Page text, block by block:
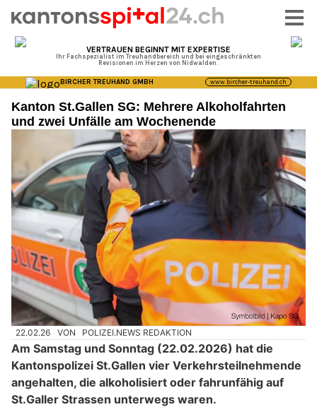
Kanton St.Gallen SG: Mehrere Alkoholfahrten
und zwei Unfälle am Wochenende
22.02.26 VON POLIZEI.NEWS REDAKTION
Am Samstag und Sonntag (22.02.2026) hat die
Kantonspolizei St.Gallen vier Verkehrsteilnehmende
angehalten, die alkoholisiert oder fahrunfähig auf
St.Galler Strassen unterwegs waren.